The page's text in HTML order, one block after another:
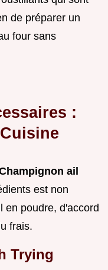
de préparer un
four sans
:
ail
est non
en poudre, d'accord
frais.
Trying